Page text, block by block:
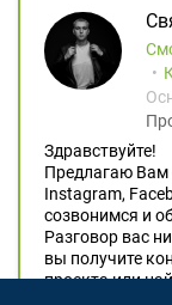
Здравствуйте!
Предлагаю Вам
Instagram,
созвонимся и
Разговор вас
вы получите
проекта или